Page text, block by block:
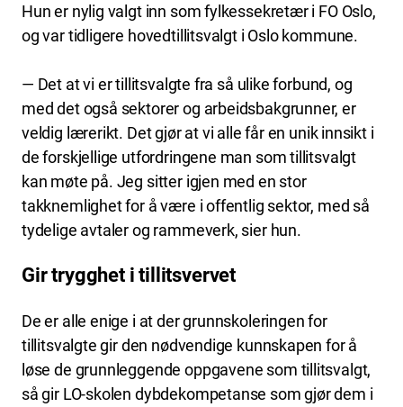
Hun er nylig valgt inn som fylkessekretær i FO Oslo,
og var tidligere hovedtillitsvalgt i Oslo kommune.
— Det at vi er tillitsvalgte fra så ulike forbund, og
med det også sektorer og arbeidsbakgrunner, er
veldig lærerikt. Det gjør at vi alle får en unik innsikt i
de forskjellige utfordringene man som tillitsvalgt
kan møte på. Jeg sitter igjen med en stor
takknemlighet for å være i offentlig sektor, med så
tydelige avtaler og rammeverk, sier hun.
Gir trygghet i tillitsvervet
De er alle enige i at der grunnskoleringen for
tillitsvalgte gir den nødvendige kunnskapen for å
løse de grunnleggende oppgavene som tillitsvalgt,
så gir LO-skolen dybdekompetanse som gjør dem i